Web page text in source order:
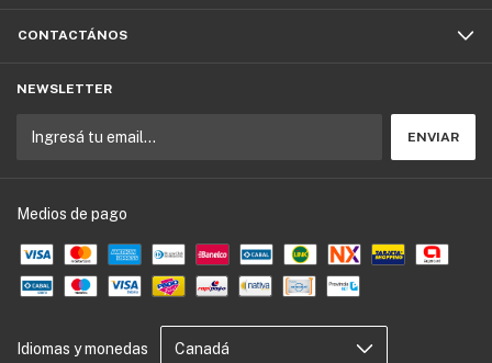
CONTACTÁNOS
NEWSLETTER
Medios de pago
Idiomas y monedas